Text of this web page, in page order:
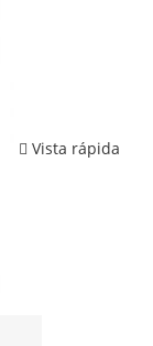
Vista rápida